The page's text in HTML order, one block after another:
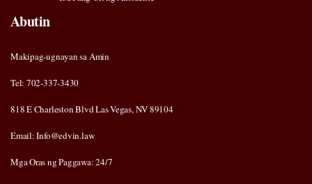
Abutin
Makipag-ugnayan sa Amin
Tel: 702-337-3430
818 E Charleston Blvd Las Vegas, NV 89104
Email: Info@edvin.law
Mga Oras ng Paggawa: 24/7